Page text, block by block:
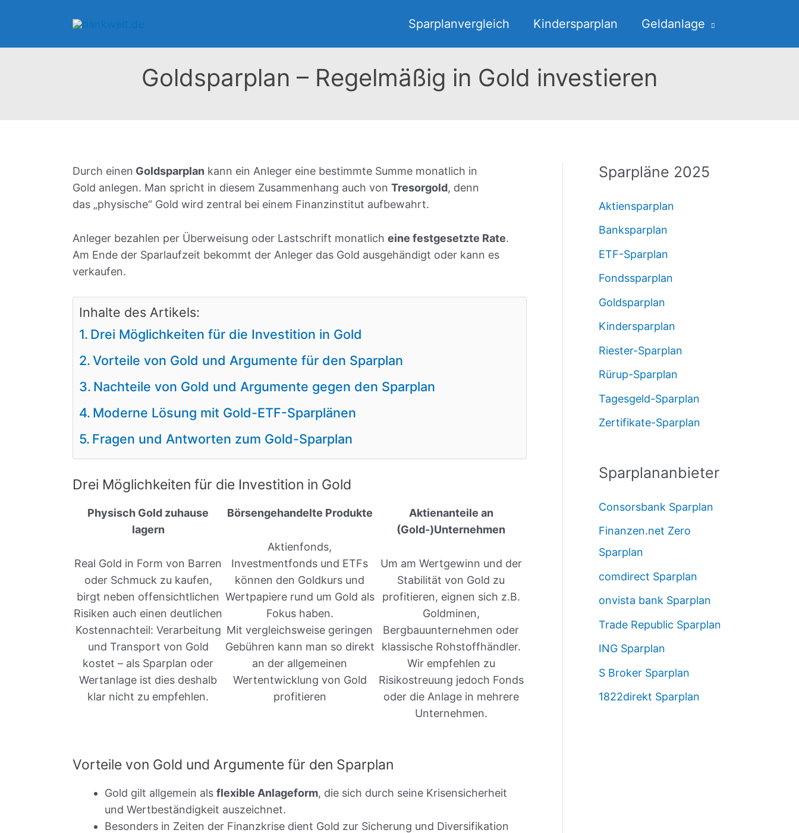
Sparplanvergleich​ Kindersparplan Geldanlage
Goldsparplan – Regelmäßig in Gold investieren
Durch einen Goldsparplan kann ein Anleger eine bestimmte Summe monatlich in
Gold anlegen. Man spricht in diesem Zusammenhang auch von Tresorgold, denn
das „physische“ Gold wird zentral bei einem Finanzinstitut aufbewahrt.
Anleger bezahlen per Überweisung oder Lastschrift monatlich eine festgesetzte Rate.
Am Ende der Sparlaufzeit bekommt der Anleger das Gold ausgehändigt oder kann es
verkaufen.
Inhalte des Artikels:
Drei Möglichkeiten für die Investition in Gold
Vorteile von Gold und Argumente für den Sparplan
Nachteile von Gold und Argumente gegen den Sparplan
Moderne Lösung mit Gold-ETF-Sparplänen
Fragen und Antworten zum Gold-Sparplan
Drei Möglichkeiten für die Investition in Gold
Physisch Gold zuhause
lagern
Real Gold in Form von Barren
oder Schmuck zu kaufen,
birgt neben offensichtlichen
Risiken auch einen deutlichen
Kostennachteil: Verarbeitung
und Transport von Gold
kostet – als Sparplan oder
Wertanlage ist dies deshalb
klar nicht zu empfehlen.
Börsengehandelte Produkte
Aktienfonds,
Investmentfonds und ETFs
können den Goldkurs und
Wertpapiere rund um Gold als
Fokus haben.
Mit vergleichsweise geringen
Gebühren kann man so direkt
an der allgemeinen
Wertentwicklung von Gold
profitieren
Aktienanteile an
(Gold-)Unternehmen
Um am Wertgewinn und der
Stabilität von Gold zu
profitieren, eignen sich z.B.
Goldminen,
Bergbauunternehmen oder
klassische Rohstoffhändler.
Wir empfehlen zu
Risikostreuung jedoch Fonds
oder die Anlage in mehrere
Unternehmen.
Vorteile von Gold und Argumente für den Sparplan
Gold gilt allgemein als flexible Anlageform, die sich durch seine Krisensicherheit
und Wertbeständigkeit auszeichnet.
Besonders in Zeiten der Finanzkrise dient Gold zur Sicherung und Diversifikation
Sparpläne 2025
Aktiensparplan
Banksparplan
ETF-Sparplan
Fondssparplan
Goldsparplan
Kindersparplan
Riester-Sparplan
Rürup-Sparplan
Tagesgeld-Sparplan
Zertifikate-Sparplan
Sparplananbieter
Consorsbank Sparplan
Finanzen.net Zero
Sparplan
comdirect Sparplan
onvista bank Sparplan
Trade Republic Sparplan
ING Sparplan
S Broker Sparplan
1822direkt Sparplan